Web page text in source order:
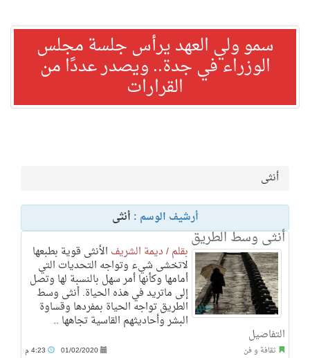
سمو ولي العهد يرأس جلسة مجلس
الوزراء في جدة.. ويصدر عددًا من
القرارات
أنثى
أرشيف الوسم : أنثى
أنثى وسط الطريق
بقلم / ديمة الشريف الأنثى قوية بطبعها
لاتخشى شيء وتواجه التحديات التي
أمامها وكأنها أمر سهل بالنسبة لها وتصل
إلى ماتريد في هذه الحياة. أنثى وسط
الطريق تواجه الحياة بمفردها وقساوة
البشر وأحاديثهم القاسية تجاهها ..
التفاصيل
ثقافة و فن 01/02/2020